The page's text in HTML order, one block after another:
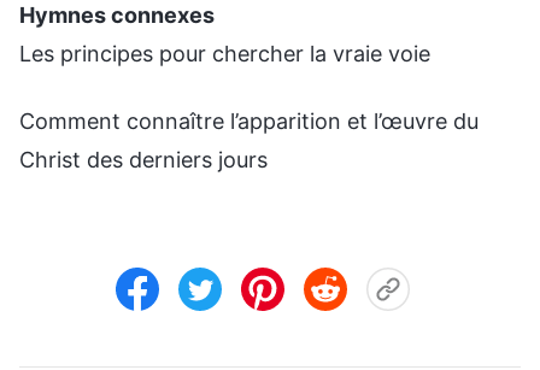
Hymnes connexes
Les principes pour chercher la vraie voie
Comment connaître l’apparition et l’œuvre du
Christ des derniers jours